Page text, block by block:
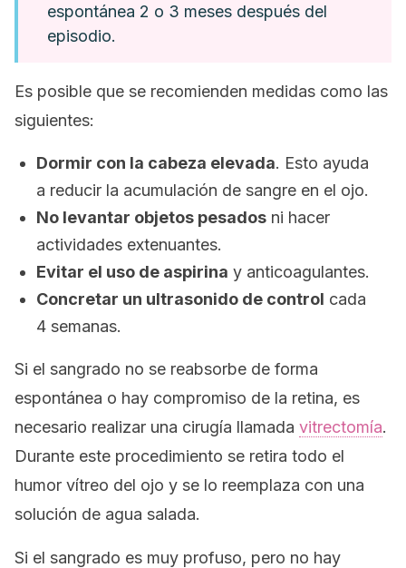
espontánea 2 o 3 meses después del
episodio.
Es posible que se recomienden medidas como las
siguientes:
Dormir con la cabeza elevada. Esto ayuda
a reducir la acumulación de sangre en el ojo.
No levantar objetos pesados ni hacer
actividades extenuantes.
Evitar el uso de aspirina y anticoagulantes.
Concretar un ultrasonido de control cada
4 semanas.
Si el sangrado no se reabsorbe de forma
espontánea o hay compromiso de la retina, es
necesario realizar una cirugía llamada vitrectomía.
Durante este procedimiento se retira todo el
humor vítreo del ojo y se lo reemplaza con una
solución de agua salada.
Si el sangrado es muy profuso, pero no hay